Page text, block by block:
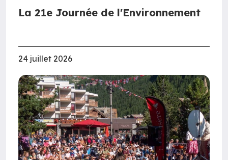
La 21e Journée de l'Environnement
24 juillet 2026